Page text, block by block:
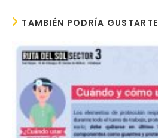
TAMBIÉN PODRÍA GUSTARTE